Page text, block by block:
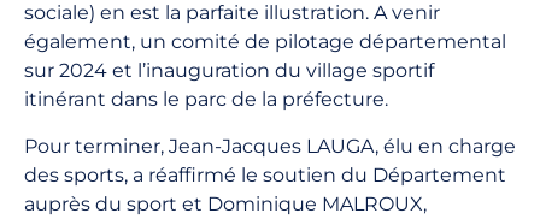
sociale) en est la parfaite illustration. A venir
également, un comité de pilotage départemental
sur 2024 et l’inauguration du village sportif
itinérant dans le parc de la préfecture.
Pour terminer, Jean-Jacques LAUGA, élu en charge
des sports, a réaffirmé le soutien du Département
auprès du sport et Dominique MALROUX,